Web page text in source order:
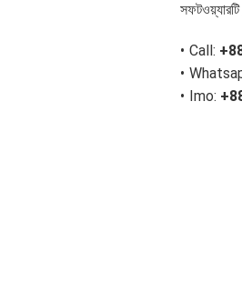
Call:
Imo: